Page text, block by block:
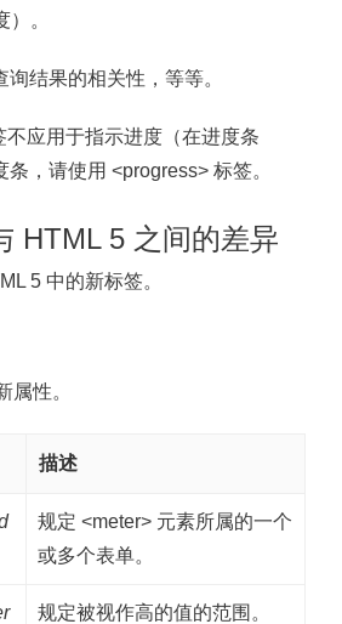
。
结果的相关性，等等。
不应用于指示进度（在进度条
，请使用 <progress> 标签。
HTML 5 之间的差异
5 中的新标签。
属性。
描述
规定 <meter> 元素所属的一个
或多个表单。
规定被视作高的值的范围。